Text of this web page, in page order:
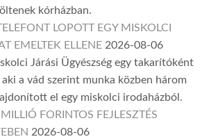
kórházban.
LOPOTT EGY MISKOLCI
EMELTEK ELLENE 2026-08-06
Járási Ügyészség egy takarítóként
a vád szerint munka közben három
el egy miskolci irodaházból.
FORINTOS FEJLESZTÉS
2026-08-06